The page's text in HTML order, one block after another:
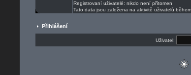
Registrovaní uživatelé: nikdo není přítomen
Tato data jsou založena na aktivitě uživatelů
Přihlášení
Uživatel: